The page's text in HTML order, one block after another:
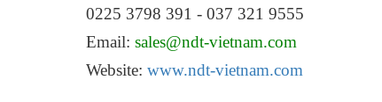
0225 3798 391 - 037 321 9555
Email: sales@ndt-vietnam.com
Website: www.ndt-vietnam.com